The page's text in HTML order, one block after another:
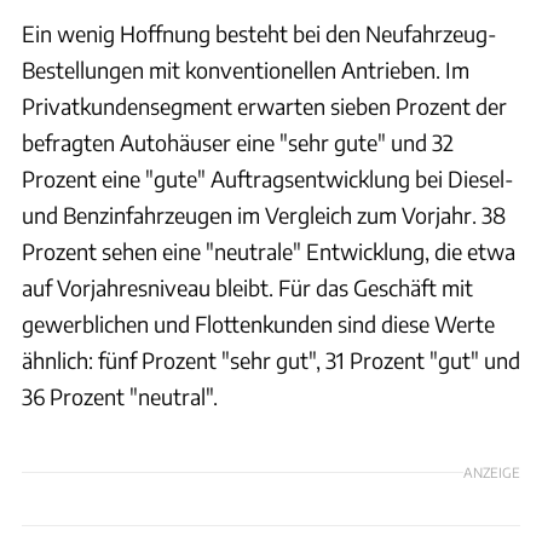
Ein wenig Hoffnung besteht bei den Neufahrzeug-
Bestellungen mit konventionellen Antrieben. Im
Privatkundensegment erwarten sieben Prozent der
befragten Autohäuser eine "sehr gute" und 32
Prozent eine "gute" Auftragsentwicklung bei Diesel-
und Benzinfahrzeugen im Vergleich zum Vorjahr. 38
Prozent sehen eine "neutrale" Entwicklung, die etwa
auf Vorjahresniveau bleibt. Für das Geschäft mit
gewerblichen und Flottenkunden sind diese Werte
ähnlich: fünf Prozent "sehr gut", 31 Prozent "gut" und
36 Prozent "neutral".
ANZEIGE